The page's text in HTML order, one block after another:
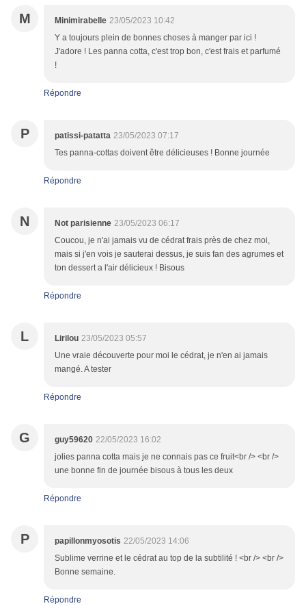
M Minimirabelle 23/05/2023 10:42
Y a toujours plein de bonnes choses à manger par ici !
J'adore ! Les panna cotta, c'est trop bon, c'est frais et parfumé
!
Répondre
P patissi-patatta 23/05/2023 07:17
Tes panna-cottas doivent être délicieuses ! Bonne journée
Répondre
N Not parisienne 23/05/2023 06:17
Coucou, je n'ai jamais vu de cédrat frais près de chez moi,
mais si j'en vois je sauterai dessus, je suis fan des agrumes et
ton dessert a l'air délicieux ! Bisous
Répondre
L Lirilou 23/05/2023 05:57
Une vraie découverte pour moi le cédrat, je n'en ai jamais
mangé. A tester
Répondre
G guy59620 22/05/2023 16:02
jolies panna cotta mais je ne connais pas ce fruit<br /> <br />
une bonne fin de journée bisous à tous les deux
Répondre
P papillonmyosotis 22/05/2023 14:06
Sublime verrine et le cédrat au top de la subtilité ! <br /> <br />
Bonne semaine.
Répondre